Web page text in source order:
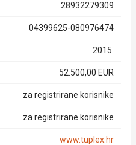
28932279309
04399625-080976474
2015.
52.500,00 EUR
za registrirane korisnike
za registrirane korisnike
www.tuplex.hr